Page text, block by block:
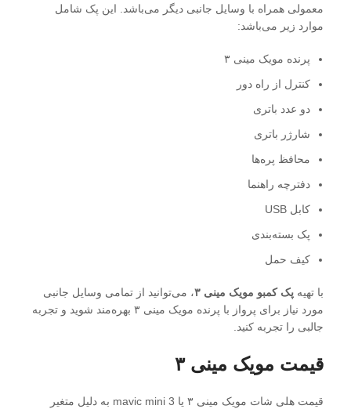
معمولی همراه با وسایل جانبی دیگر می‌باشد. این پک شامل
موارد زیر می‌باشد:
پرنده مویک مینی ۳
کنترل از راه دور
دو عدد باتری
شارژر باتری
محافظ پره‌ها
دفترچه راهنما
کابل USB
پک بسته‌بندی
کیف حمل
با تهیهپک کمبو مویک مینی ۳ ، می‌توانید از تمامی وسایل جانبی
مورد نیاز برای پرواز با پرنده مویک مینی ۳ بهره‌مند شوید و تجربه
جالبی را تجربه کنید.
قیمت مویک مینی ۳
قیمت هلی شات مویک مینی ۳ یا mavic mini 3 به دلیل متغیر